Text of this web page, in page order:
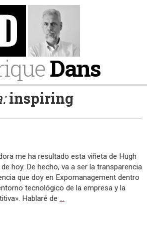
Dans
inspiring
me ha resultado esta viñeta de Hugh
hoy. De hecho, va a ser la transparencia
que doy en Expomanagement dentro
tecnológico de la empresa y la
Hablaré de …